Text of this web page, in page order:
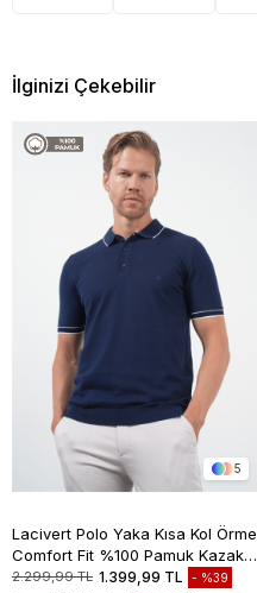
İlginizi Çekebilir
5
Lacivert Polo Yaka Kısa Kol Örme
Comfort Fit %100 Pamuk Kazak
1012260151
2.299,99 TL 1.399,99 TL %39